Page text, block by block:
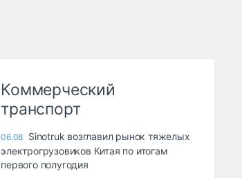
Коммерческий
транспорт
06.08 Sinotruk возглавил рынок тяжелых
электрогрузовиков Китая по итогам
первого полугодия